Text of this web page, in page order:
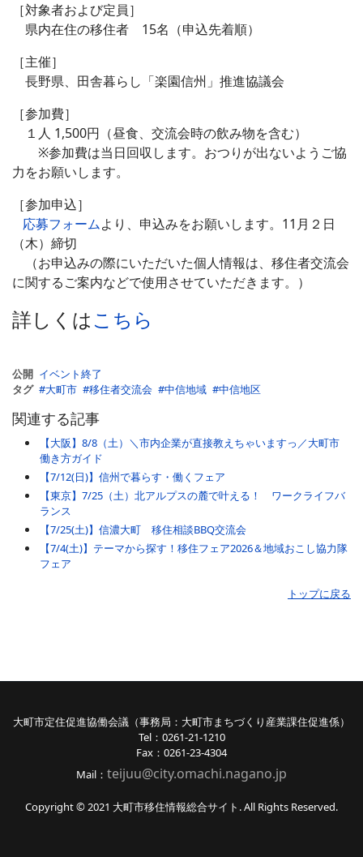
［対象者および定員］
県内在住の移住者 15名（申込先着順）
［主催］
長野県、田舎暮らし「楽園信州」推進協議会
［参加費］
１人 1,500円（昼食、交流会時の飲み物を含む）
※参加費は当日回収します。おつりが出ないようご協
力をお願いします。
［参加申込］
応募フォームより、申込みをお願いします。11月２日
（木）締切
（お申込みの際にいただいた個人情報は、移住者交流会
に関するご案内などで使用させていただきます。）
詳しくはこちら
公開 イベント終了
タグ
大町市 移住者交流会 中信地域 中信地区
関連する記事
【大阪】8/8（土）＼市内企業が直接教えちゃいますっ／大町市
働き方ガイド
【7/12(日)】信州で暮らす・働くフェア
【東京】7/25（土）北アルプスの麓で叶える！ ワークライフバ
ランス
【7/25(土)】信濃大町 移住相談BBQ交流会
【7/4(土)】テーマから探す！移住フェア2026＆地域おこし協力隊
フェア
トップに戻る
大町市定住促進協働会議（事務局：大町市まちづくり産業課住促進係）
Tel：0261-21-1210
Fax：0261-23-4304
Mail： teijuu@city.omachi.nagano.jp
Copyright © 2021 大町市移住情報総合サイト. All Rights Reserved.